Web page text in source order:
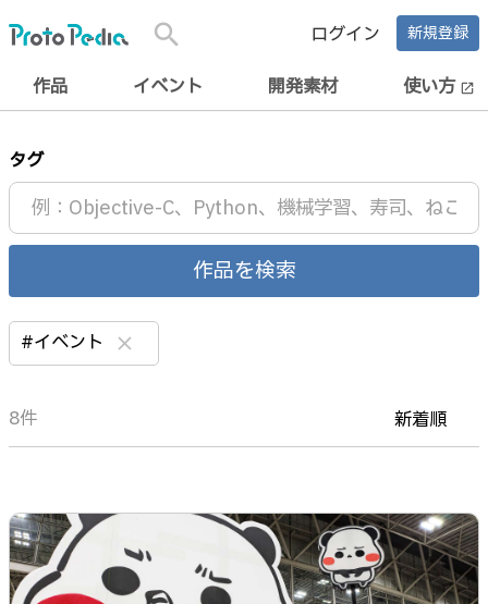
search ログイン 新規登録
作品 イベント 開発素材 使い方 open_in_new
タグ
作品を検索
#イベント clear
8件 新着順